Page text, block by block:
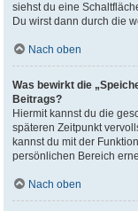
siehst du eine
Du wirst dann durch die
Nach oben
Was bewirkt die
Beitrags?
Hiermit kannst du die
späteren Zeitpunkt
kannst du mit der
persönlichen Bereich
Nach oben